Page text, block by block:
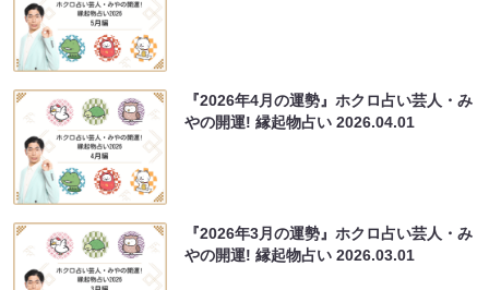
『2026年4月の運勢』ホクロ占い芸人・み
やの開運! 縁起物占い2026.04.01
『2026年3月の運勢』ホクロ占い芸人・み
やの開運! 縁起物占い2026.03.01